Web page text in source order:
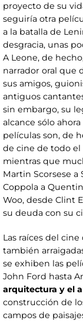
proyecto de su
seguiría otra
a la batalla de
desgracia, unas
A Leone, de
narrador oral que
sus amigos,
antiguos
sin embargo, su
alcance sólo
películas son, de
de cine de todo
mientras que
Martin Scorsese a
Coppola a
Woo, desde Clint
su deuda con su
Las raíces del
también
se exhiben las
John Ford hasta
arquitectura y el
construcción de
campos de